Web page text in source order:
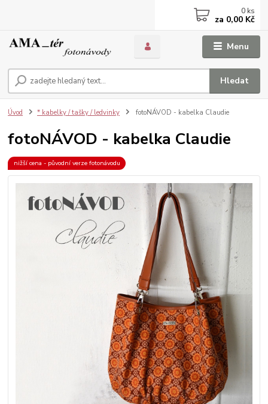
Menu
Hledat
0 ks
za 0,00 Kč
Úvod * kabelky / tašky / ledvinky fotoNÁVOD - kabelka Claudie
fotoNÁVOD - kabelka Claudie
nižší cena - původní verze fotonávodu